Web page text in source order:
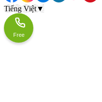
Tiếng Việt▼
Free